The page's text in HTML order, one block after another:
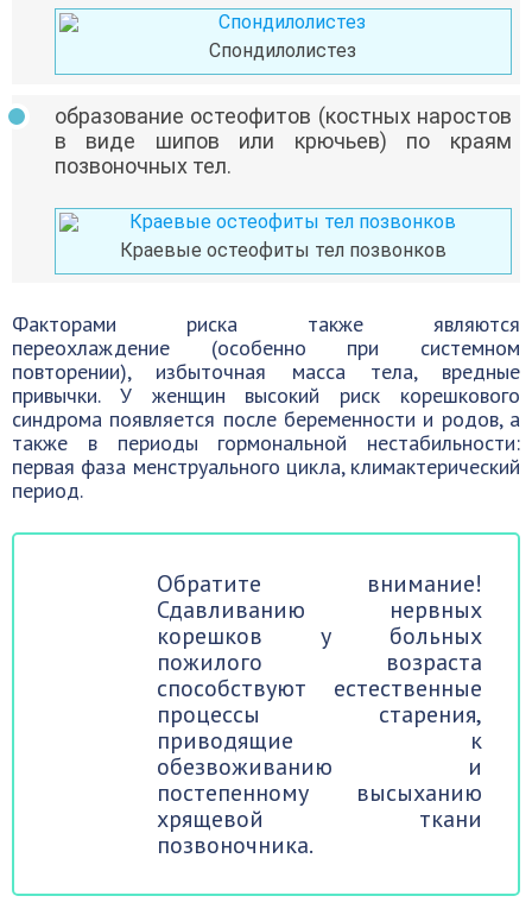
Спондилолистез
образование остеофитов (костных наростов
в виде шипов или крючьев) по краям
позвоночных тел.
Краевые остеофиты тел позвонков
Факторами риска также являются
переохлаждение (особенно при системном
повторении), избыточная масса тела, вредные
привычки. У женщин высокий риск корешкового
синдрома появляется после беременности и родов, а
также в периоды гормональной нестабильности:
первая фаза менструального цикла, климактерический
период.
Обратите внимание!
Сдавливанию нервных
корешков у больных
пожилого возраста
способствуют естественные
процессы старения,
приводящие к
обезвоживанию и
постепенному высыханию
хрящевой ткани
позвоночника.